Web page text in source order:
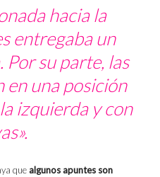
hacia la
entregaba un
Por su parte, las
en una posición
izquierda y con
que algunos apuntes son